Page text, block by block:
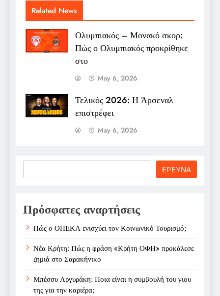
Related News
Ολυμπιακός – Μονακό σκορ:
Πώς ο Ολυμπιακός προκρίθηκε
στο
May 6, 2026
Τελικός 2026: Η Άρσεναλ
επιστρέφει
May 6, 2026
ΕΡΕΥΝΑ
Πρόσφατες αναρτήσεις
Πώς ο ΟΠΕΚΑ ενισχύει τον Κοινωνικό Τουρισμό;
Νέα Κρήτη: Πώς η φράση «Κρήτη ΟΦΗ» προκάλεσε
ζημιά στο Σαρακήνικο
Μπέσσυ Αργυράκη: Ποια είναι η συμβουλή του γιου
της για την καριέρα;